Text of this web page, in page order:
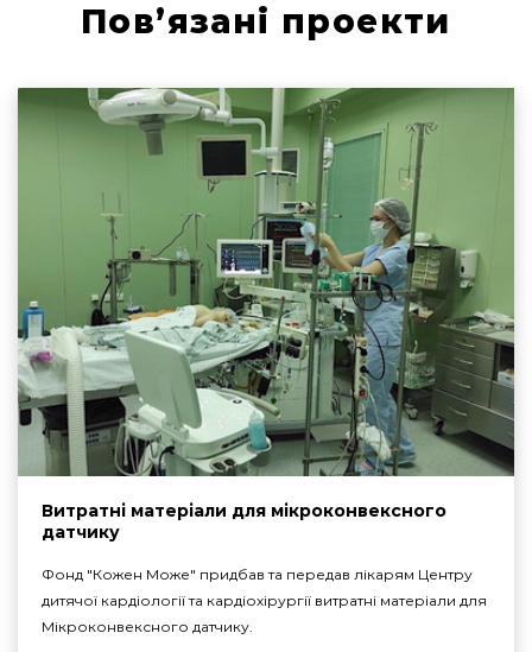
Пов’язані проекти
Витратні матеріали для мікроконвексного
датчику
Фонд "Кожен Може" придбав та передав лікарям Центру
дитячої кардіології та кардіохірургії витратні матеріали для
Мікроконвексного датчику.